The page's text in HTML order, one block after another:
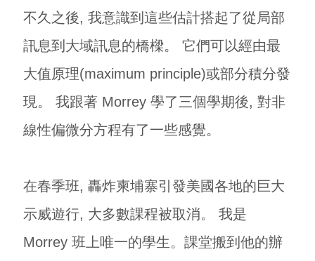
不久之後, 我意識到這些估計搭起了從局部
訊息到大域訊息的橋樑。 它們可以經由最
大值原理(maximum principle)或部分積分發
現。 我跟著 Morrey 學了三個學期後, 對非
線性偏微分方程有了一些感覺。
在春季班, 轟炸柬埔寨引發美國各地的巨大
示威遊行, 大多數課程被取消。 我是
Morrey 班上唯一的學生。課堂搬到他的辦